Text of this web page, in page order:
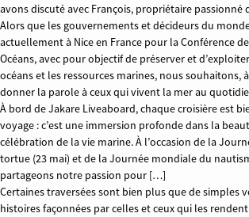
avons discuté avec François, propriétaire passionné
Alors que les gouvernements et décideurs du
actuellement à Nice en France pour la Conférence
Océans, avec pour objectif de préserver et
océans et les ressources marines, nous souhaitons,
donner la parole à ceux qui vivent la mer au
À bord de Jakare Liveaboard, chaque croisière est
voyage : c’est une immersion profonde dans la
célébration de la vie marine. À l’occasion de la
tortue (23 mai) et de la Journée mondiale du
partageons notre passion pour […]
Certaines traversées sont bien plus que de simples
histoires façonnées par celles et ceux qui les